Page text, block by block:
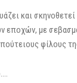
και
εποχών, με
φίλους